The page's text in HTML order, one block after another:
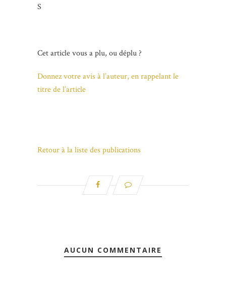
S
Cet article vous a plu, ou déplu ?
Donnez votre avis à l’auteur, en rappelant le
titre de l’article
Retour à la liste des publications
AUCUN COMMENTAIRE